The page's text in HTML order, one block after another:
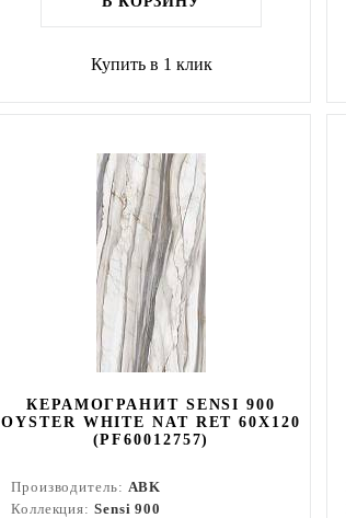
Купить в 1 клик
КЕРАМОГРАНИТ SENSI 900
OYSTER WHITE NAT RET 60X120
(PF60012757)
Производитель: ABK
Коллекция: Sensi 900